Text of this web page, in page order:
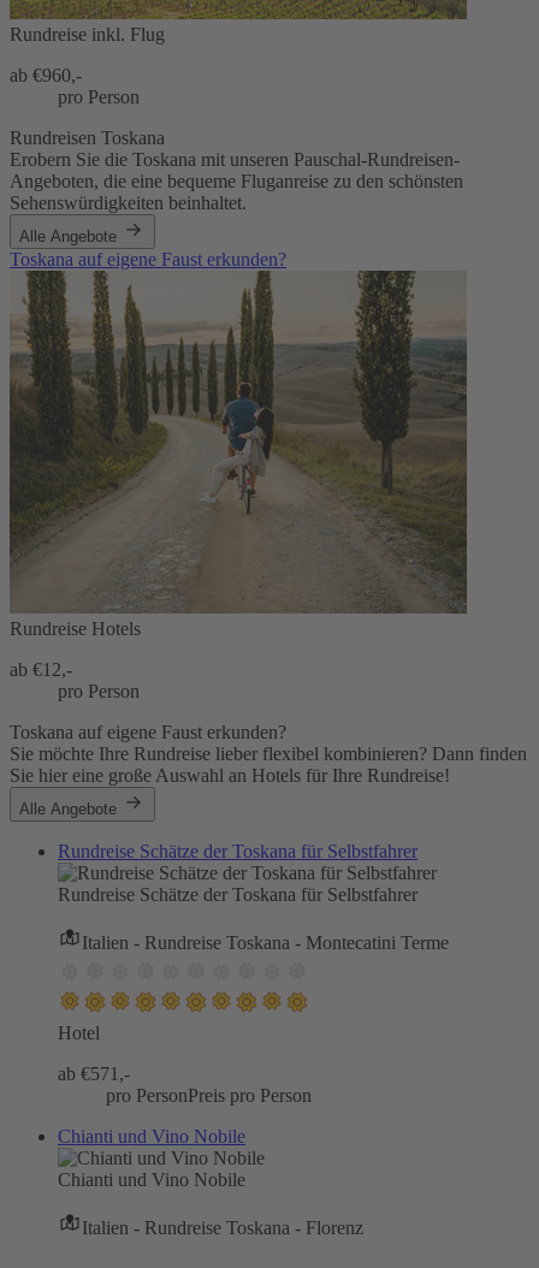
Rundreise inkl. Flug
ab €960,-
pro Person
Rundreisen Toskana
Erobern Sie die Toskana mit unseren Pauschal-Rundreisen-
Angeboten, die eine bequeme Fluganreise zu den schönsten
Sehenswürdigkeiten beinhaltet.
Alle Angebote
Toskana auf eigene Faust erkunden?
Rundreise Hotels
ab €12,-
pro Person
Toskana auf eigene Faust erkunden?
Sie möchte Ihre Rundreise lieber flexibel kombinieren? Dann finden
Sie hier eine große Auswahl an Hotels für Ihre Rundreise!
Alle Angebote
Rundreise Schätze der Toskana für Selbstfahrer
Rundreise Schätze der Toskana für Selbstfahrer
Italien - Rundreise Toskana - Montecatini Terme
Hotel
ab €571,-
pro PersonPreis pro Person
Chianti und Vino Nobile
Chianti und Vino Nobile
Italien - Rundreise Toskana - Florenz